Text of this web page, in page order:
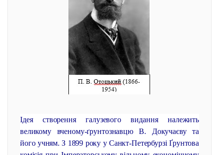
Ідея створення галузевого видання належить
великому вченому-ґрунтознавцю В. Докучаєву та
його учням. З 1899 року у Санкт-Петербурзі Ґрунтова